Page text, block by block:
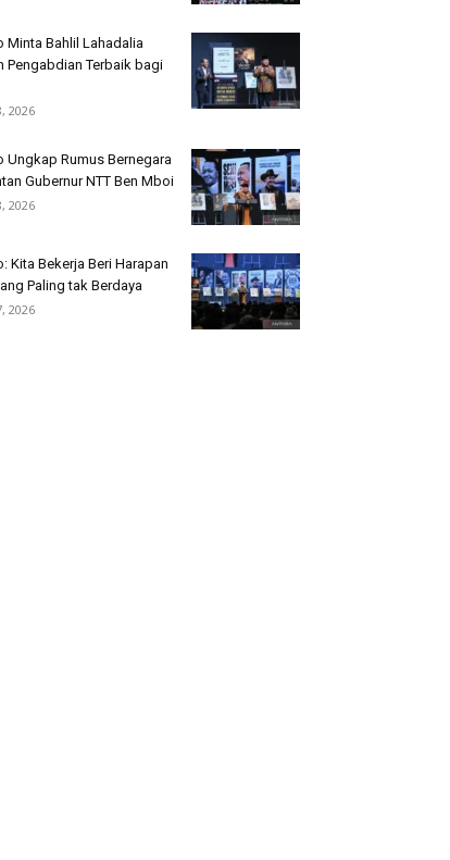
Minta Bahlil Lahadalia
Pengabdian Terbaik bagi
2026
Ungkap Rumus Bernegara
Gubernur NTT Ben Mboi
2026
Kita Bekerja Beri Harapan
Paling tak Berdaya
2026